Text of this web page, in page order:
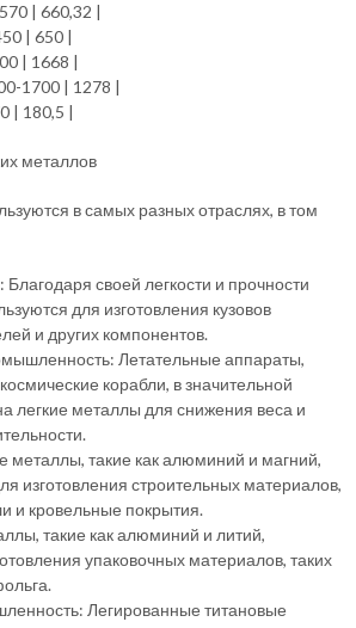
| 660,32 |
| 650 |
| 1668 |
1700 | 1278 |
| 180,5 |
металлов
в самых разных отраслях, в том
своей легкости и прочности
для изготовления кузовов
и других компонентов.
Летательные аппараты,
корабли, в значительной
легкие металлы для снижения веса и
металлы, такие как алюминий и магний,
изготовления строительных материалов,
и кровельные покрытия.
такие как алюминий и литий,
упаковочных материалов, таких
Легированные титановые